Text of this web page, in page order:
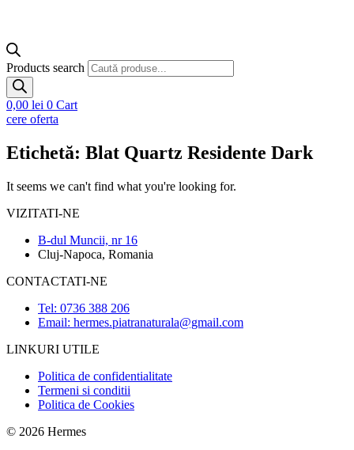
Products search
0,00 lei 0 Cart
cere oferta
Etichetă: Blat Quartz Residente Dark
It seems we can't find what you're looking for.
VIZITATI-NE
B-dul Muncii, nr 16
Cluj-Napoca, Romania
CONTACTATI-NE
Tel: 0736 388 206
Email: hermes.piatranaturala@gmail.com
LINKURI UTILE
Politica de confidentialitate
Termeni si conditii
Politica de Cookies
© 2026 Hermes